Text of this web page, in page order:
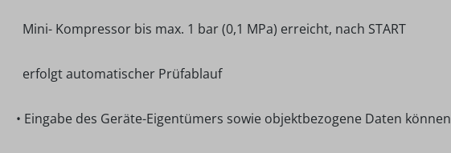
Mini- Kompressor bis max. 1 bar (0,1 MPa) erreicht, nach START
erfolgt automatischer Prüfablauf
• Eingabe des Geräte-Eigentümers sowie objektbezogene Daten können